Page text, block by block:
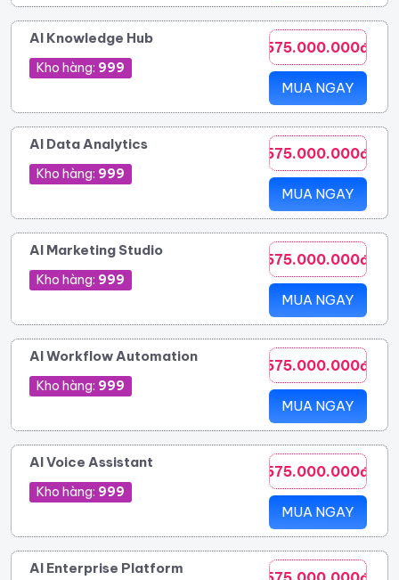
AI Knowledge Hub
Kho hàng: 999
575.000.000đ
MUA NGAY
AI Data Analytics
Kho hàng: 999
575.000.000đ
MUA NGAY
AI Marketing Studio
Kho hàng: 999
575.000.000đ
MUA NGAY
AI Workflow Automation
Kho hàng: 999
575.000.000đ
MUA NGAY
AI Voice Assistant
Kho hàng: 999
575.000.000đ
MUA NGAY
AI Enterprise Platform